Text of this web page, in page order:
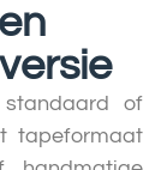
of
tapeformaat